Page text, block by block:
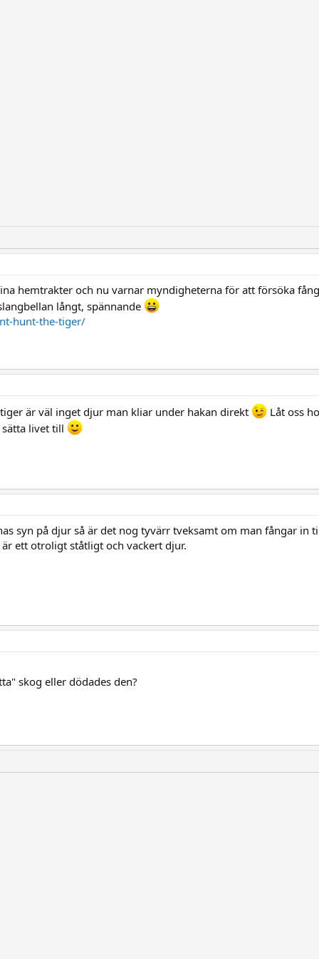
hemtrakter och nu varnar myndigheterna för att försöka
långt, spännande
hunt-the-tiger/
är väl inget djur man kliar under hakan direkt
Låt oss
livet till
syn på djur så är det nog tyvärr tveksamt om man fångar in
ett otroligt ståtligt och vackert djur.
skog eller dödades den?